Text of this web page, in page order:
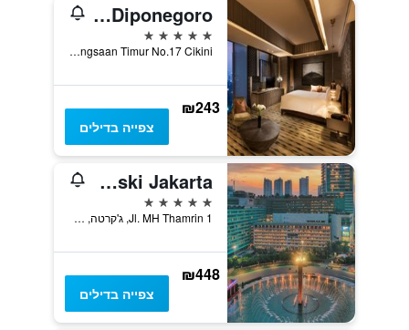
DoubleTree by Hilton Hotel Jakarta - Diponegoro
5 כוכבים
Jl Pegangsaan Timur No.17 Cikini, ג'קרטה, אינדונזיה
₪243
צפייה בדילים
Hotel Indonesia Kempinski Jakarta
5 כוכבים
Jl. MH Thamrin 1, ג'קרטה, אינדונזיה
₪448
צפייה בדילים